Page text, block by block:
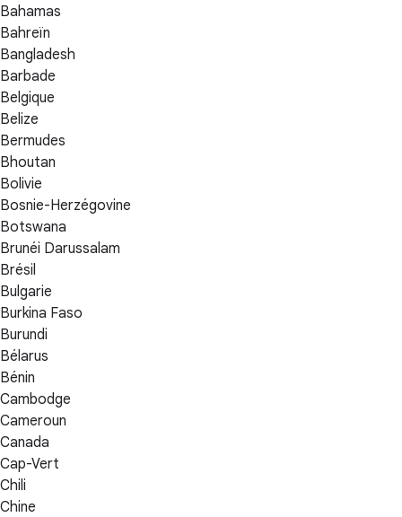
Bahamas
Bahreïn
Bangladesh
Barbade
Belgique
Belize
Bermudes
Bhoutan
Bolivie
Bosnie-Herzégovine
Botswana
Brunéi Darussalam
Brésil
Bulgarie
Burkina Faso
Burundi
Bélarus
Bénin
Cambodge
Cameroun
Canada
Cap-Vert
Chili
Chine